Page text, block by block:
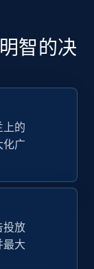
by
and
即开始
by
智的决
上的
化广
投放
最大